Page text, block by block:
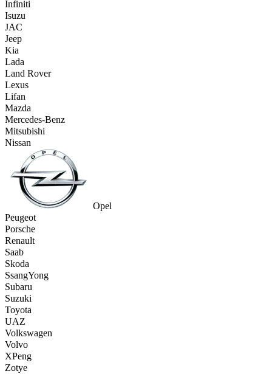
Infiniti
Isuzu
JAC
Jeep
Kia
Lada
Land Rover
Lexus
Lifan
Mazda
Mercedes-Benz
Mitsubishi
Nissan
Opel
Peugeot
Porsche
Renault
Saab
Skoda
SsangYong
Subaru
Suzuki
Toyota
UAZ
Volkswagen
Volvo
XPeng
Zotye